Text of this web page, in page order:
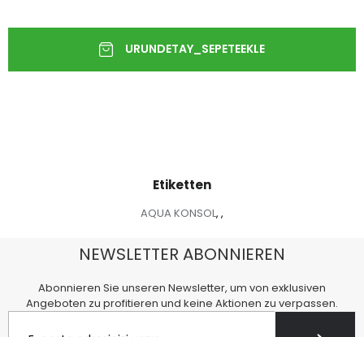
Etiketten
AQUA KONSOL, ,
NEWSLETTER ABONNIEREN
Abonnieren Sie unseren Newsletter, um von exklusiven
Angeboten zu profitieren und keine Aktionen zu verpassen.